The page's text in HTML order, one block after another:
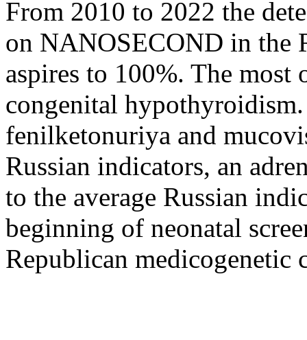
From 2010 to 2022 the
on NANOSECOND in the
aspires to 100%. The most
congenital
fenilketonuriya and
Russian indicators, an
to the average Russian
beginning of neonatal
Republican medicogenetic